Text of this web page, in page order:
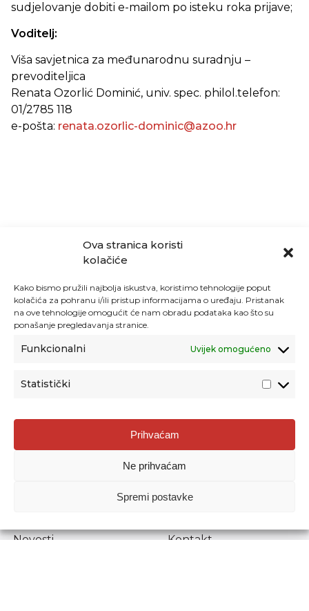
Ova stranica koristi
kolačiće
Kako bismo pružili najbolja iskustva, koristimo tehnologije poput
kolačića za pohranu i/ili pristup informacijama o uređaju. Pristanak
na ove tehnologije omogućit će nam obradu podataka kao što su
ponašanje pregledavanja stranice.
Funkcionalni Uvijek omogućeno
Statistički
Prihvaćam
Ne prihvaćam
Spremi postavke
sudjelovanje dobiti e-mailom po isteku roka prijave;
Voditelj:
Viša savjetnica za međunarodnu suradnju –
prevoditeljica
Renata Ozorlić Dominić, univ. spec. philol.telefon:
01/2785 118
e-pošta: renata.ozorlic-dominic@azoo.hr
Agencija za odgoj i obrazovanje
Donje Svetice 38, 10000 Zagreb
1778129
Prenošenje sadržaja dopušteno je uz navođenje izvora.
Novosti
Kontakt